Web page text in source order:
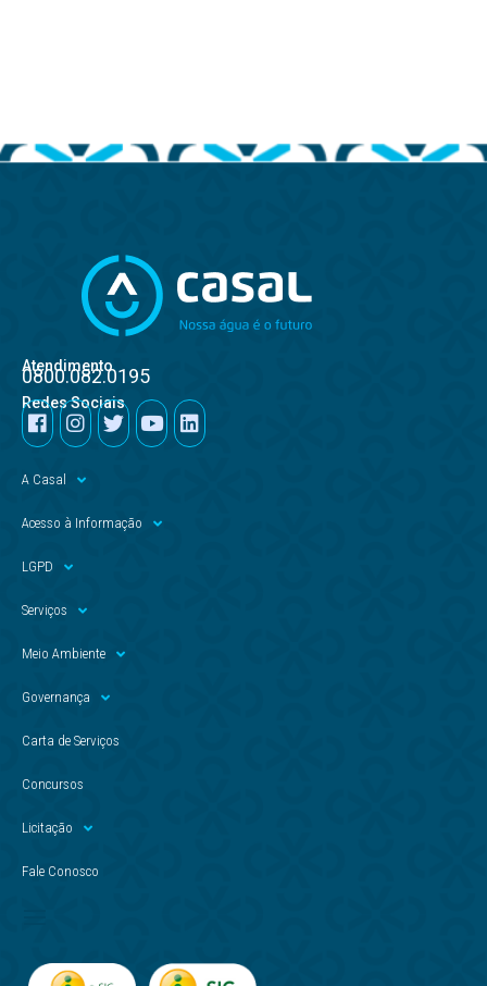
Atendimento
0800.082.0195
Redes Sociais
A Casal
Acesso à Informação
LGPD
Serviços
Meio Ambiente
Governança
Carta de Serviços
Concursos
Licitação
Fale Conosco